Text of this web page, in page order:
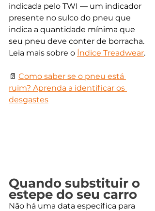
indicada pelo TWI — um indicador
presente no sulco do pneu que
indica a quantidade mínima que
seu pneu deve conter de borracha.
Leia mais sobre o Índice Treadwear.
📄 Como saber se o pneu está
ruim? Aprenda a identificar os
desgastes
Quando substituir o
estepe do seu carro
Não há uma data específica para